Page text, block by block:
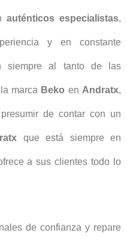
auténticos especialistas,
y en constante
siempre al tanto de las
marca Beko en Andratx,
de contar con un
que está siempre en
a sus clientes todo lo
de confianza y repare